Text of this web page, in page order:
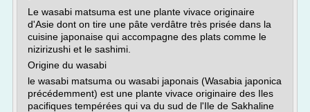
Le wasabi matsuma est une plante vivace originaire
d'Asie dont on tire une pâte verdâtre très prisée dans la
cuisine japonaise qui accompagne des plats comme le
nizirizushi et le sashimi.
Origine du wasabi
le wasabi matsuma ou wasabi japonais (Wasabia japonica
précédemment) est une plante vivace originaire des Iles
pacifiques tempérées qui va du sud de l'Ile de Sakhaline